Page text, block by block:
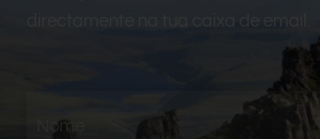
directamente na tua caixa de email.